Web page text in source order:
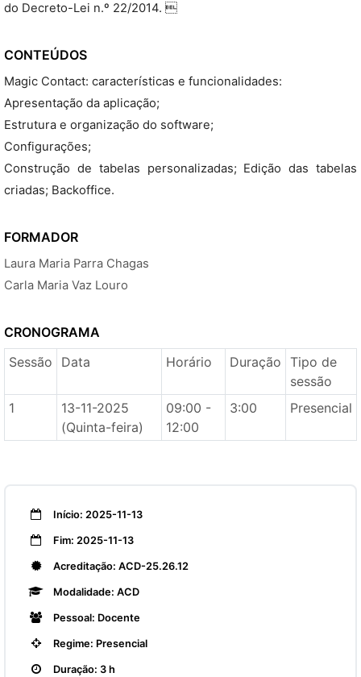
do Decreto-Lei n.º 22/2014. 
CONTEÚDOS
Magic Contact: características e funcionalidades:
Apresentação da aplicação;
Estrutura e organização do software;
Configurações;
Construção de tabelas personalizadas; Edição das tabelas
criadas; Backoffice.
FORMADOR
Laura Maria Parra Chagas
Carla Maria Vaz Louro
CRONOGRAMA
Sessão
Data Horário Duração Tipo de
sessão
1
13-11-2025
(Quinta-feira)
09:00 -
12:00
3:00 Presencial
Início: 2025-11-13
Fim: 2025-11-13
Acreditação: ACD-25.26.12
Modalidade: ACD
Pessoal: Docente
Regime: Presencial
Duração: 3 h